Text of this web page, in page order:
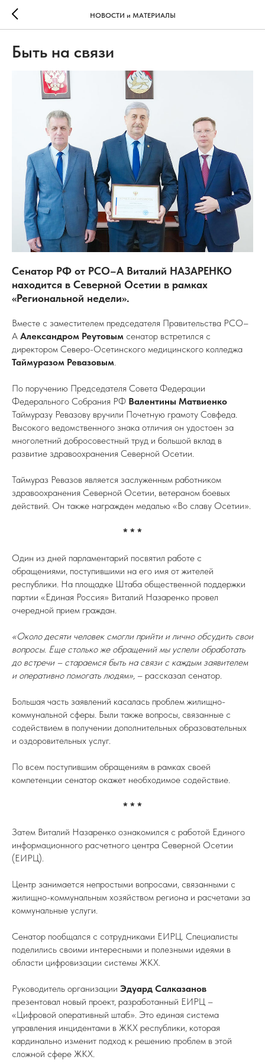
НОВОСТИ и МАТЕРИАЛЫ
Быть на связи
Сенатор РФ от РСО–А Виталий НАЗАРЕНКО
находится в Северной Осетии в рамках
«Региональной недели».
Вместе с заместителем председателя Правительства РСО–
А Александром Реутовым сенатор встретился с
директором Северо-Осетинского медицинского колледжа
Таймуразом Ревазовым.
По поручению Председателя Совета Федерации
Федерального Собрания РФ Валентины Матвиенко
Таймуразу Ревазову вручили Почетную грамоту Совфеда.
Высокого ведомственного знака отличия он удостоен за
многолетний добросовестный труд и большой вклад в
развитие здравоохранения Северной Осетии.
Таймураз Ревазов является заслуженным работником
здравоохранения Северной Осетии, ветераном боевых
действий. Он также награжден медалью «Во славу Осетии».
* * *
Один из дней парламентарий посвятил работе с
обращениями, поступившими на его имя от жителей
республики. На площадке Штаба общественной поддержки
партии «Единая Россия» Виталий Назаренко провел
очередной прием граждан.
«Около десяти человек смогли прийти и лично обсудить свои
вопросы. Еще столько же обращений мы успели обработать
до встречи – стараемся быть на связи с каждым заявителем
и оперативно помогать людям», – рассказал сенатор.
Большая часть заявлений касалась проблем жилищно-
коммунальной сферы. Были также вопросы, связанные с
содействием в получении дополнительных образовательных
и оздоровительных услуг.
По всем поступившим обращениям в рамках своей
компетенции сенатор окажет необходимое содействие.
* * *
Затем Виталий Назаренко ознакомился с работой Единого
информационного расчетного центра Северной Осетии
(ЕИРЦ).
Центр занимается непростыми вопросами, связанными с
жилищно-коммунальным хозяйством региона и расчетами за
коммунальные услуги.
Сенатор пообщался с сотрудниками ЕИРЦ. Специалисты
поделились своими интересными и полезными идеями в
области цифровизации системы ЖКХ.
Руководитель организации Эдуард Салказанов
презентовал новый проект, разработанный ЕИРЦ –
«Цифровой оперативный штаб». Это единая система
управления инцидентами в ЖКХ республики, которая
кардинально изменит подход к решению проблем в этой
сложной сфере ЖКХ.